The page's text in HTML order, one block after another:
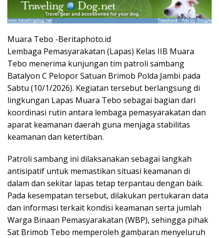
Muara Tebo -Beritaphoto.id
Lembaga Pemasyarakatan (Lapas) Kelas IIB Muara
Tebo menerima kunjungan tim patroli sambang
Batalyon C Pelopor Satuan Brimob Polda Jambi pada
Sabtu (10/1/2026). Kegiatan tersebut berlangsung di
lingkungan Lapas Muara Tebo sebagai bagian dari
koordinasi rutin antara lembaga pemasyarakatan dan
aparat keamanan daerah guna menjaga stabilitas
keamanan dan ketertiban.
Patroli sambang ini dilaksanakan sebagai langkah
antisipatif untuk memastikan situasi keamanan di
dalam dan sekitar lapas tetap terpantau dengan baik.
Pada kesempatan tersebut, dilakukan pertukaran data
dan informasi terkait kondisi keamanan serta jumlah
Warga Binaan Pemasyarakatan (WBP), sehingga pihak
Sat Brimob Tebo memperoleh gambaran menyeluruh